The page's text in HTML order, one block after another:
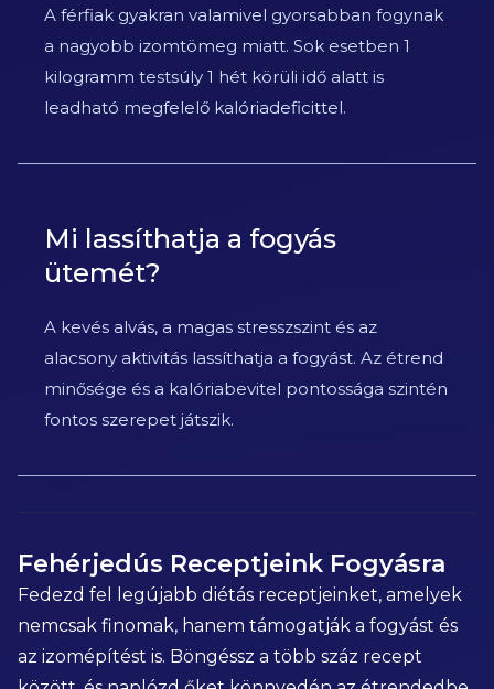
A férfiak gyakran valamivel gyorsabban fogynak
a nagyobb izomtömeg miatt. Sok esetben 1
kilogramm testsúly 1 hét körüli idő alatt is
leadható megfelelő kalóriadeficittel.
Mi lassíthatja a fogyás
ütemét?
A kevés alvás, a magas stresszszint és az
alacsony aktivitás lassíthatja a fogyást. Az étrend
minősége és a kalóriabevitel pontossága szintén
fontos szerepet játszik.
Fehérjedús Receptjeink Fogyásra
Fedezd fel legújabb diétás receptjeinket, amelyek
nemcsak finomak, hanem támogatják a fogyást és
az izomépítést is. Böngéssz a több száz recept